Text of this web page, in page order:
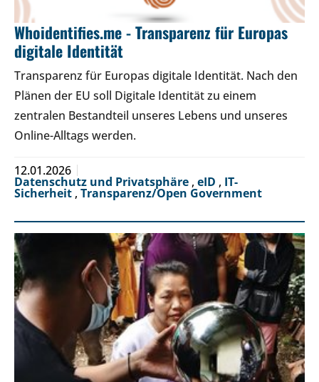
Whoidentifies.me - Transparenz für Europas
digitale Identität
Transparenz für Europas digitale Identität. Nach den
Plänen der EU soll Digitale Identität zu einem
zentralen Bestandteil unseres Lebens und unseres
Online-Alltags werden.
12.01.2026
Datenschutz und Privatsphäre , eID , IT-
Sicherheit , Transparenz/Open Government